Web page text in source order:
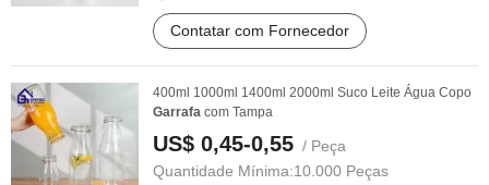
Contatar com Fornecedor
400ml 1000ml 1400ml 2000ml Suco Leite Água Copo
Garrafa com Tampa
US$ 0,45-0,55 / Peça
Quantidade Mínima:10.000 Peças